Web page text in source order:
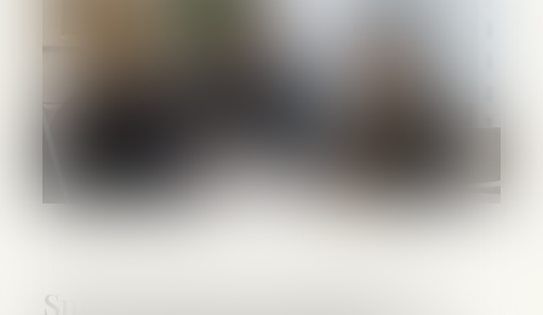
Succession entre frères et